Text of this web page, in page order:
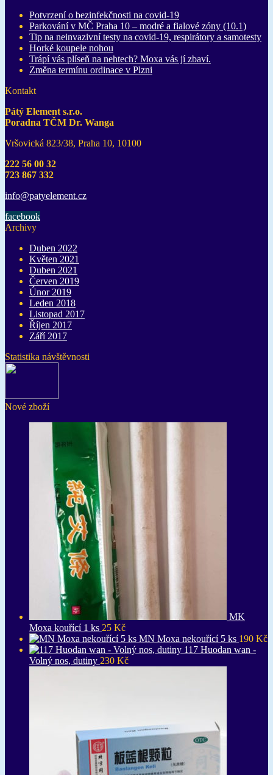
Potvrzení o bezinfekčnosti na covid-19
Parkování v MČ Praha 10 – modré a fialové zóny (10.1)
Tip na neinvazivní testy na covid-19, respirátory a samotesty
Horké koupele nohou
Trápí vás plíseň na nehtech? Moxa vás jí zbaví.
Změna termínu ordinace v Plzni
Kontakt
Pátý Element s.r.o.
Poradna TČM Dr. Wanga
Vršovická 823/38, Praha 10, 10100
222 56 00 32
723 867 332
info@patyelement.cz
facebook
Archivy
Duben 2022
Květen 2021
Duben 2021
Červen 2019
Únor 2019
Leden 2018
Listopad 2017
Říjen 2017
Září 2017
Statistika návštěvnosti
Nové zboží
MK
Moxa kouřící 1 ks 25 Kč
MN Moxa nekouřící 5 ks 190 Kč
117 Huodan wan -
Volný nos, dutiny 230 Kč